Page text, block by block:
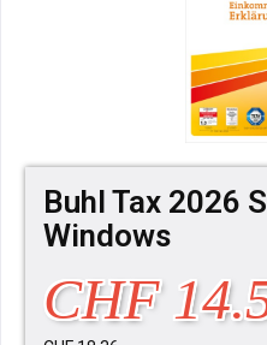
Buhl Tax 2026
Windows
CHF